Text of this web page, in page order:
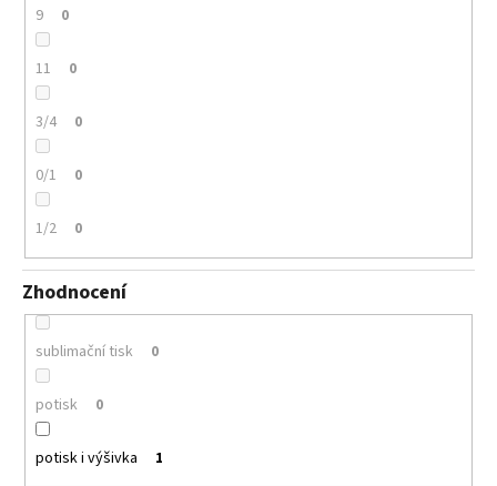
9 0
11 0
3/4 0
0/1 0
1/2 0
Zhodnocení
sublimační tisk 0
potisk 0
potisk i výšivka 1